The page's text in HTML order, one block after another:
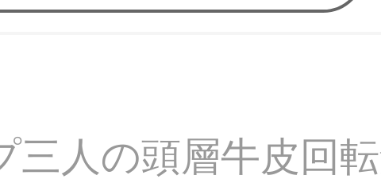
人の頭層牛皮回